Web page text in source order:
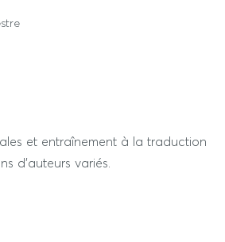
et entraînement à la traduction
d’auteurs variés.